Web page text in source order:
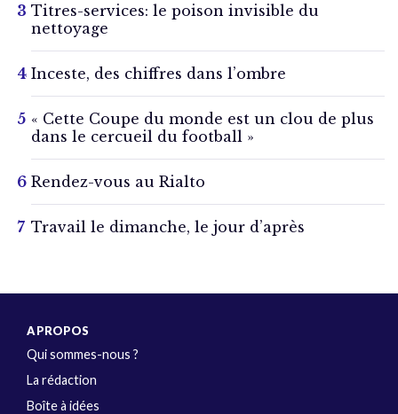
Titres-services: le poison invisible du
nettoyage
Inceste, des chiffres dans l’ombre
« Cette Coupe du monde est un clou de plus
dans le cercueil du football »
Rendez-vous au Rialto
Travail le dimanche, le jour d’après
A PROPOS
Qui sommes-nous ?
La rédaction
Boîte à idées